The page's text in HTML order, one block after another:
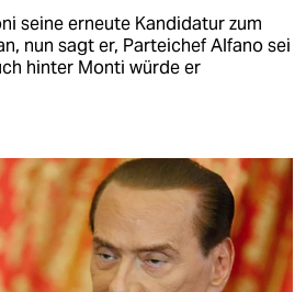
seine erneute Kandidatur zum
nun sagt er, Parteichef Alfano sei
hinter Monti würde er